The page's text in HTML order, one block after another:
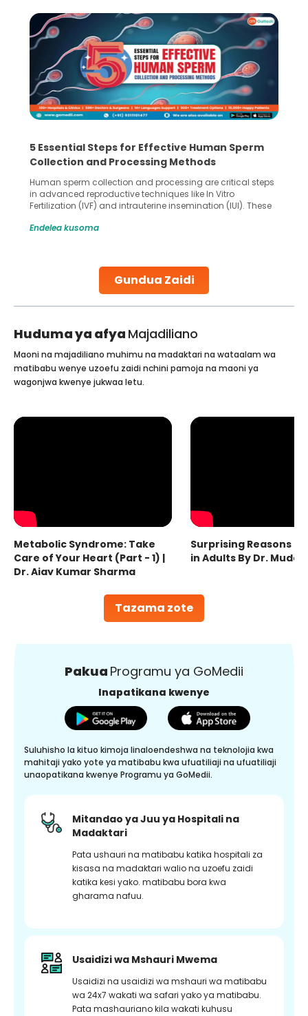
Gundua Zaidi
5 Essential Steps for Effective Human Sperm
Collection and Processing Methods
Human sperm collection and processing are critical steps
in advanced reproductive techniques like In Vitro
Fertilization (IVF) and intrauterine insemination (IUI). These
challenges and help couples achieve their dream of
collected, they process the
Endelea kusoma
Huduma ya afya Majadiliano
Tazama zote
Maoni na majadiliano muhimu na madaktari na wataalam wa
matibabu wenye uzoefu zaidi nchini pamoja na maoni ya
wagonjwa kwenye jukwaa letu.
Metabolic Syndrome: Take
Care of Your Heart (Part - 1) |
Dr. Ajay Kumar Sharma
Surprising Reasons
in Adults By Dr.
Pakua Programu ya GoMedii
Inapatikana kwenye
Suluhisho la kituo kimoja linaloendeshwa na teknolojia kwa
mahitaji yako yote ya matibabu kwa ufuatiliaji na ufuatiliaji
unaopatikana kwenye Programu ya GoMedii.
Mitandao ya Juu ya Hospitali na
Madaktari
Pata ushauri na matibabu katika hospitali za
kisasa na madaktari walio na uzoefu zaidi
katika kesi yako. matibabu bora kwa
gharama nafuu.
Usaidizi wa Mshauri Mwema
Usaidizi na usaidizi wa mshauri wa matibabu
wa 24x7 wakati wa safari yako ya matibabu.
Pata mashauriano kila wakati kuhusu